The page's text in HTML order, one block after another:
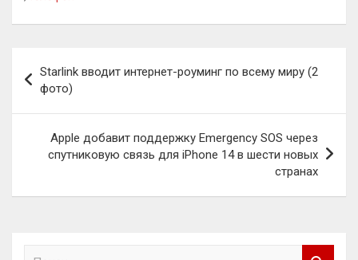
по
записям
Starlink вводит интернет-роуминг по всему миру (2
фото)
Apple добавит поддержку Emergency SOS через
спутниковую связь для iPhone 14 в шести новых
странах